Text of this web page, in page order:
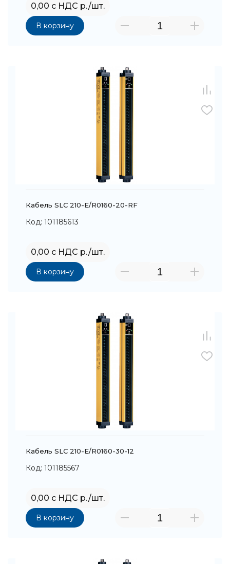
0,00 с НДС р./шт.
В корзину
Кабель SLC 210-E/R0160-20-RF
Код: 101185613
0,00 с НДС р./шт.
В корзину
Кабель SLC 210-E/R0160-30-12
Код: 101185567
0,00 с НДС р./шт.
В корзину